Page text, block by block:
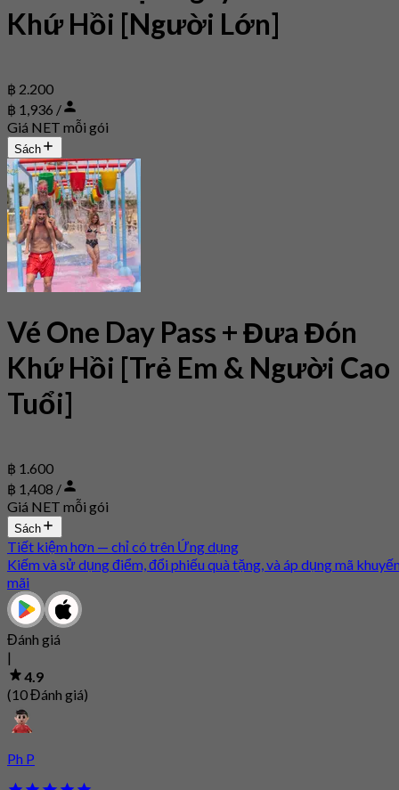
Khứ Hồi [Người Lớn]
฿ 2.200
฿ 1,936 /
Giá NET mỗi gói
Sách
Vé One Day Pass + Đưa Đón
Khứ Hồi [Trẻ Em & Người Cao
Tuổi]
฿ 1.600
฿ 1,408 /
Giá NET mỗi gói
Sách
Tiết kiệm hơn — chỉ có trên Ứng dụng
Kiếm và sử dụng điểm, đổi phiếu quà tặng, và áp dụng mã
mãi
Đánh giá
|
4.9
(10 Đánh giá)
Ph P